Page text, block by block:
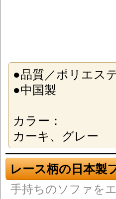
●品質／ポリエス
●中国製
カラー：
カーキ、グレー
レース柄の日本製
手持ちのソファを